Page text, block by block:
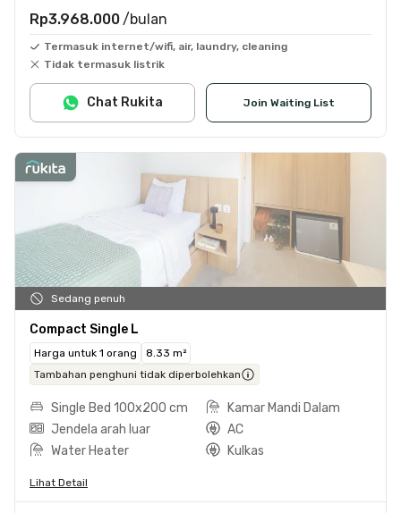
Rp3.968.000 /bulan
Termasuk internet/wifi, air, laundry, cleaning
Tidak termasuk listrik
Join Waiting List
Chat Rukita
Sedang penuh
Compact Single L
Harga untuk 1 orang
8.33 m²
Tambahan penghuni tidak diperbolehkan
Single Bed 100x200 cm
Kamar Mandi Dalam
Jendela arah luar
AC
Water Heater
Kulkas
Lihat Detail